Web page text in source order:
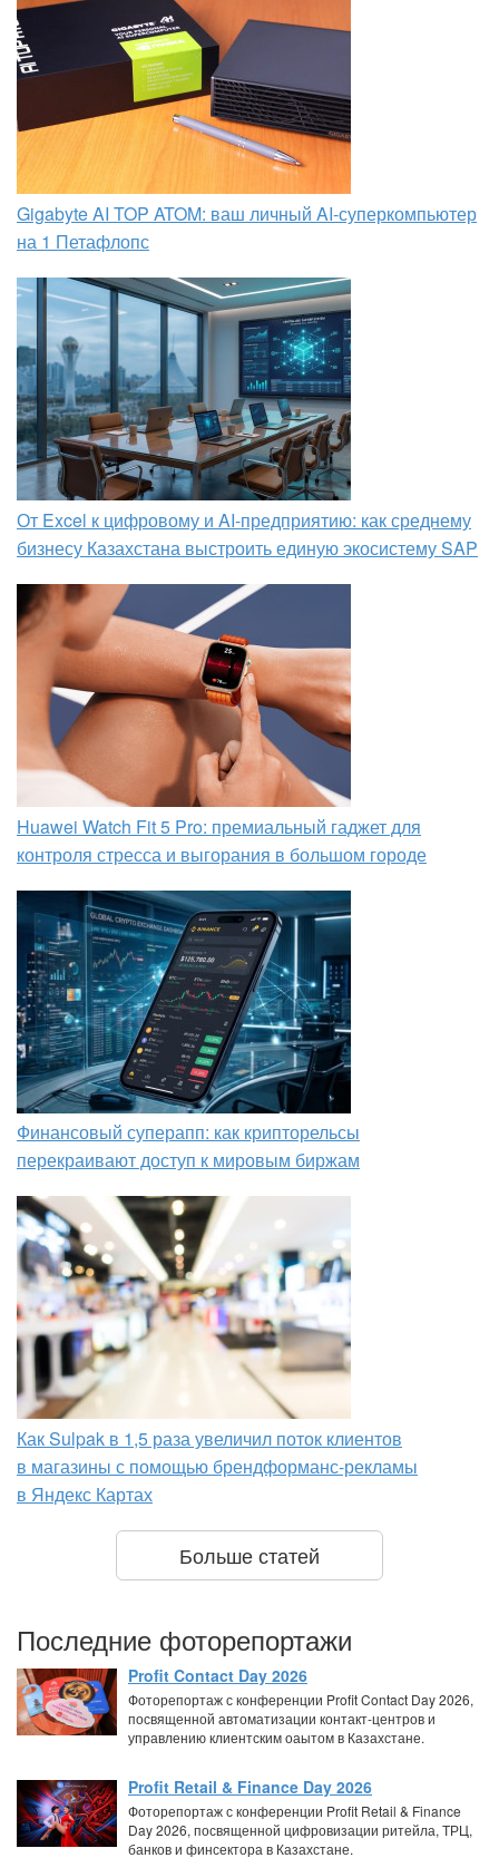
Gigabyte AI TOP ATOM: ваш личный AI-суперкомпьютер
на 1 Петафлопс
От Excel к цифровому и AI‑предприятию: как среднему
бизнесу Казахстана выстроить единую экосистему SAP
Huawei Watch Fit 5 Pro: премиальный гаджет для
контроля стресса и выгорания в большом городе
Финансовый суперапп: как крипторельсы
перекраивают доступ к мировым биржам
Как Sulpak в 1,5 раза увеличил поток клиентов
в магазины с помощью брендформанс-рекламы
в Яндекс Картах
Больше статей
Последние фоторепортажи
Profit Contact Day 2026
Фоторепортаж с конференции Profit Contact Day 2026,
посвященной автоматизации контакт-центров и
управлению клиентским оаытом в Казахстане.
Profit Retail & Finance Day 2026
Фоторепортаж с конференции Profit Retail & Finance
Day 2026, посвященной цифровизации ритейла, ТРЦ,
банков и финсектора в Казахстане.